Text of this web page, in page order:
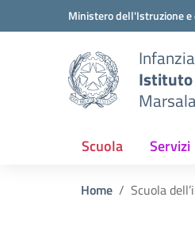
Vai ai contenuti
Vai al menu di navigazione
Ministero dell'Istruzione
Istituto
Scuola Servizi
Home Scuola